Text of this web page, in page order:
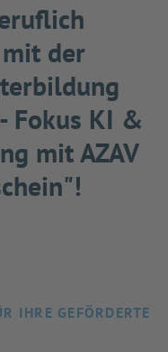
der
Fokus KI &
mit AZAV
IHRE GEFÖRDERTE